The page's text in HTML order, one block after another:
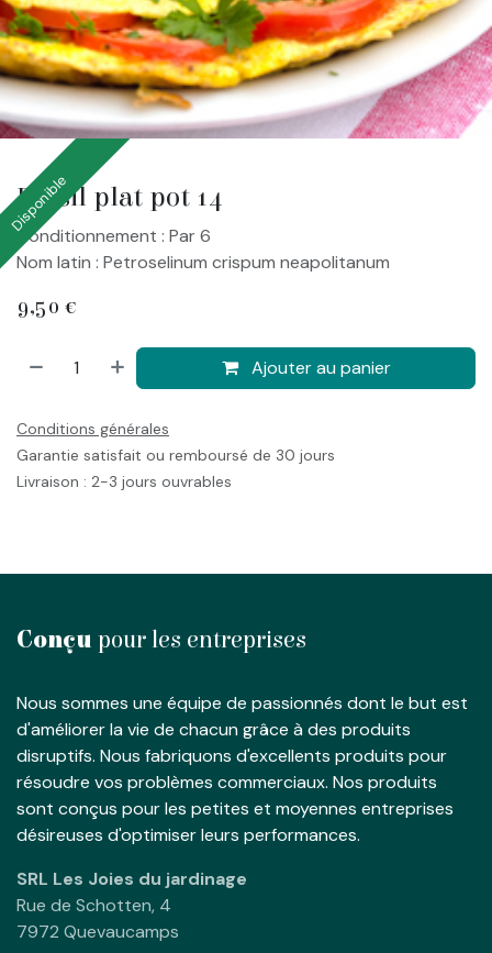
Persil plat pot 14
Disponible
Conditionnement : Par 6
Nom latin : Petroselinum crispum neapolitanum
9,50 €
Ajouter au panier
Conditions générales
Garantie satisfait ou remboursé de 30 jours
Livraison : 2-3 jours ouvrables
Conçu pour les entreprises
Nous sommes une équipe de passionnés dont le but est
d'améliorer la vie de chacun grâce à des produits
disruptifs. Nous fabriquons d'excellents produits pour
résoudre vos problèmes commerciaux. Nos produits
sont conçus pour les petites et moyennes entreprises
désireuses d'optimiser leurs performances.
SRL Les Joies du jardinage
Rue de Schotten, 4
7972 Quevaucamps